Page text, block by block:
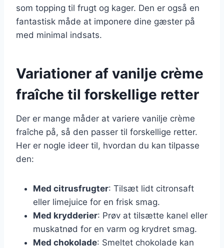
som topping til frugt og kager. Den er også en
fantastisk måde at imponere dine gæster på
med minimal indsats.
Variationer af vanilje crème
fraîche til forskellige retter
Der er mange måder at variere vanilje crème
fraîche på, så den passer til forskellige retter.
Her er nogle ideer til, hvordan du kan tilpasse
den:
Med citrusfrugter: Tilsæt lidt citronsaft
eller limejuice for en frisk smag.
Med krydderier: Prøv at tilsætte kanel eller
muskatnød for en varm og krydret smag.
Med chokolade: Smeltet chokolade kan